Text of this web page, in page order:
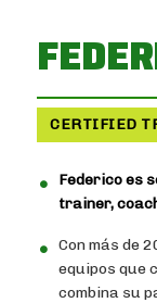
CERTIFIED
Federico es
trainer,
Con más de
equipos que
combina su